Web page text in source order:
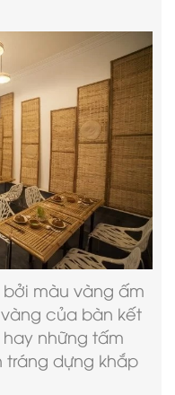
màu vàng ấm
của bàn kết
những tấm
dựng khắp